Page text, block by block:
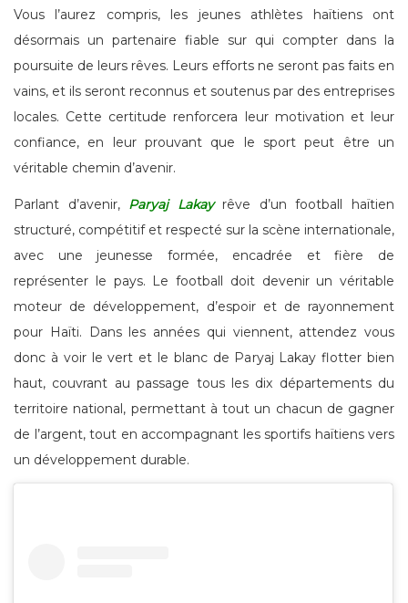
Vous l’aurez compris, les jeunes athlètes haïtiens ont
désormais un partenaire fiable sur qui compter dans la
poursuite de leurs rêves. Leurs efforts ne seront pas faits en
vains, et ils seront reconnus et soutenus par des entreprises
locales. Cette certitude renforcera leur motivation et leur
confiance, en leur prouvant que le sport peut être un
véritable chemin d’avenir.
Parlant d’avenir, Paryaj Lakayrêve d’un football haïtien
structuré, compétitif et respecté sur la scène internationale,
avec une jeunesse formée, encadrée et fière de
représenter le pays. Le football doit devenir un véritable
moteur de développement, d’espoir et de rayonnement
pour Haïti. Dans les années qui viennent, attendez vous
donc à voir le vert et le blanc de Paryaj Lakay flotter bien
haut, couvrant au passage tous les dix départements du
territoire national, permettant à tout un chacun de gagner
de l’argent, tout en accompagnant les sportifs haïtiens vers
un développement durable.